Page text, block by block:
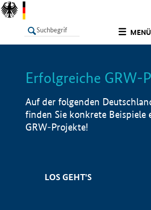
MENÜ
LISTE
Erfolgreiche GRW-
Auf der folgenden
finden Sie konkrete Beispiele
GRW-Projekte!
LOS GEHT'S